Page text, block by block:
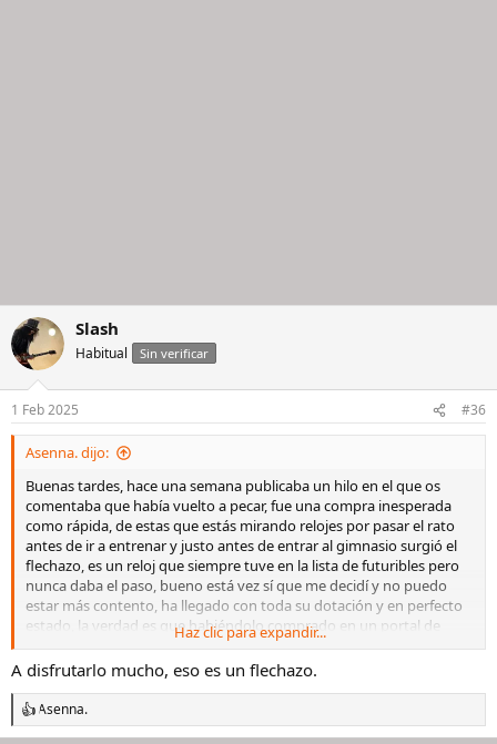
Slash
Habitual Sin verificar
1 Feb 2025 #36
Asenna. dijo:
Buenas tardes, hace una semana publicaba un hilo en el que os
comentaba que había vuelto a pecar, fue una compra inesperada
como rápida, de estas que estás mirando relojes por pasar el rato
antes de ir a entrenar y justo antes de entrar al gimnasio surgió el
flechazo, es un reloj que siempre tuve en la lista de futuribles pero
nunca daba el paso, bueno está vez sí que me decidí y no puedo
estar más contento, ha llegado con toda su dotación y en perfecto
estado, la verdad es que habiéndolo comprado en un portal de
segunda mano no me esperaba que fuese tan fiel a su descripción y
al precio que lo compré no una ganga pero si con un buen
descuento con respecto a su PvP, bueno, os dejo unas fotos del
protagonista, espero que os guste. Gracias por llegar hasta aqui
el archivos adjunto 2990045Ver el archivos adjunto 2990046Ver el
Haz clic para expandir...
A disfrutarlo mucho, eso es un flechazo.
R
e
Asenna.